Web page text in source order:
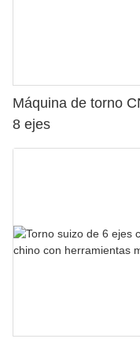
Máquina de torno
8 ejes